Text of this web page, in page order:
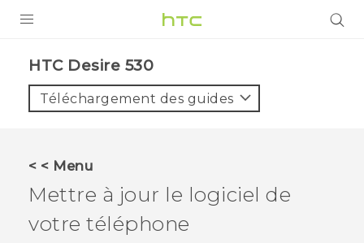
VIVE
VIVERSE
SUPPORT
HTC Desire 530‎
Téléchargement des guides
< < Menu
Mettre à jour le logiciel de
votre téléphone